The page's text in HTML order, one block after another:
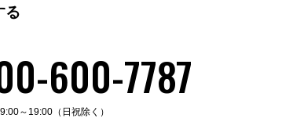
る
600-7787
～19:00（日祝除く）